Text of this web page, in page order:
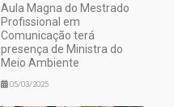
Aula Magna do Mestrado
Profissional em
Comunicação terá
presença de Ministra do
Meio Ambiente
05/03/2025